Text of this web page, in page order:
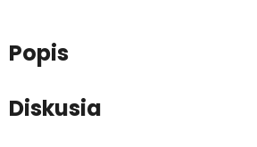
Popis
Diskusia